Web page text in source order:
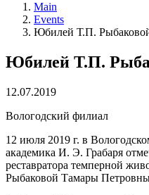
Main
Events
Юбилей Т.П.
Юбилей Т.П.
12.07.2019
Вологодский филиал
12 июля 2019 г. в
академика И. Э. Грабаря
реставратора темперной
Рыбаковой Тамары